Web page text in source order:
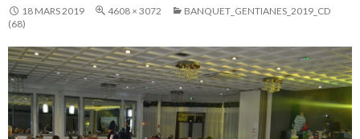
18 MARS 2019 4608 × 3072
BANQUET_GENTIANES_2019_CD
(68)